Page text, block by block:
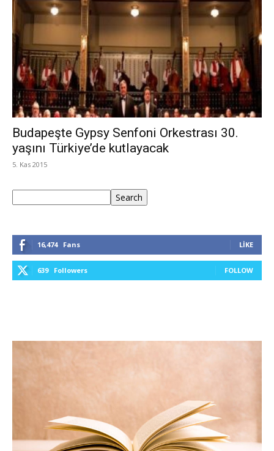
Budapeşte Gypsy Senfoni Orkestrası 30.
yaşını Türkiye’de kutlayacak
5. Kas 2015
Search
16,474 Fans LIKE
639 Followers FOLLOW